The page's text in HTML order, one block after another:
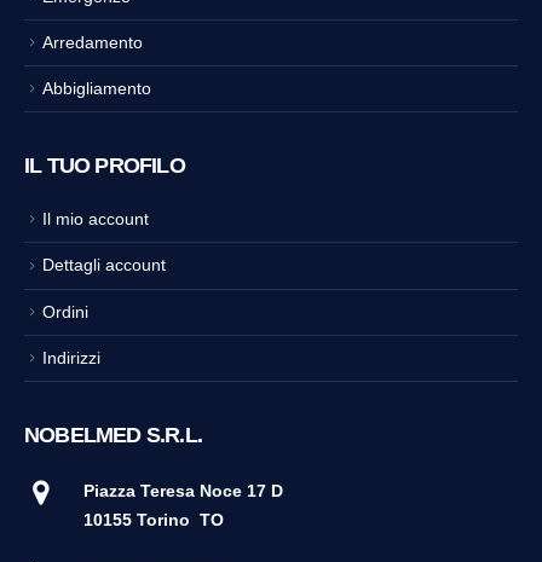
Arredamento
Abbigliamento
IL TUO PROFILO
Il mio account
Dettagli account
Ordini
Indirizzi
NOBELMED S.R.L.
Piazza Teresa Noce 17 D
10155 Torino TO